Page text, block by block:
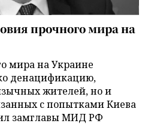
прочного мира на
мира на Украине
денацификацию,
жителей, но и
с попытками Киева
замглавы МИД РФ